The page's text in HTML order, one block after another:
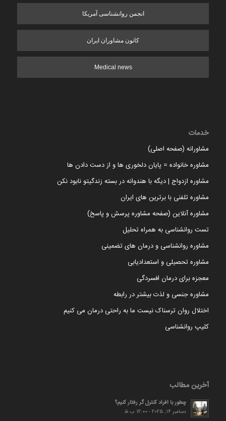
انجمن روانشناسی آمریکا
کانون مشاوران ایران
Medical news
خدمات
مشاورانه (صفحه اصلی)
مشاوره خانواده = پایان دلخوری ها و از دست دادن ها
مشاوره ازدواج | دیگه با هندوانه در بسته زندگیتو نابود نکن
مشاوره تلفنی با برترین های ایران
مشاوره آنلاین (صفحه مشاوره پرسش و پاسخ)
تست روانشناسی به همراه تحلیل
مشاوره روانشناسی و درمان های تضمینی
مشاوره تحصیلی و استعدادیابی
معجزه برای درمان افسردگی
مشاوره جنسی و لذت بیشتر در رابطه
اختلال روان ترسناک نیست ما به راحتی درمان می کنیم
کلیپ روانشناسی
آخرین مطالب
چطور با افراد کنترل گر رفتار کنیم؟
دسامبر 16, 2025 - 12:00 ب.ظ